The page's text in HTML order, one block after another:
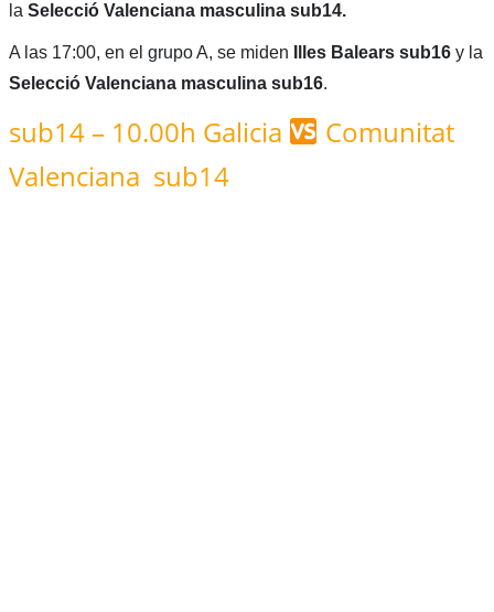
la Selecció Valenciana masculina sub14.
A las 17:00, en el grupo A, se miden Illes Balears sub16y la
Selecció Valenciana masculina sub16.
sub14 – 10.00h Galicia
Comunitat
Valenciana sub14